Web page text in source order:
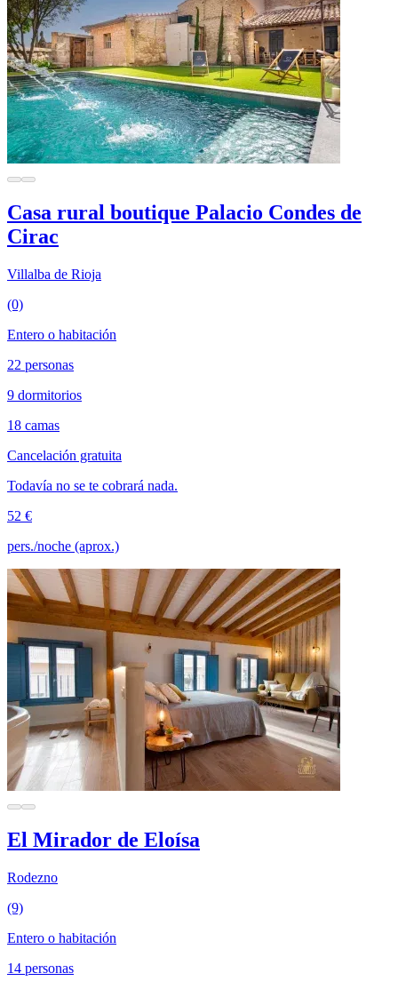
Casa rural boutique Palacio Condes de
Cirac
Villalba de Rioja
(0)
Entero o habitación
22 personas
9 dormitorios
18 camas
Cancelación gratuita
Todavía no se te cobrará nada.
52 €
pers./noche (aprox.)
El Mirador de Eloísa
Rodezno
(9)
Entero o habitación
14 personas